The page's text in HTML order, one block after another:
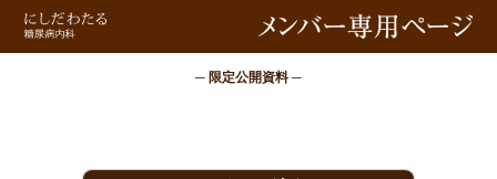
メンバー専用ページ
─ 限定公開資料 ─